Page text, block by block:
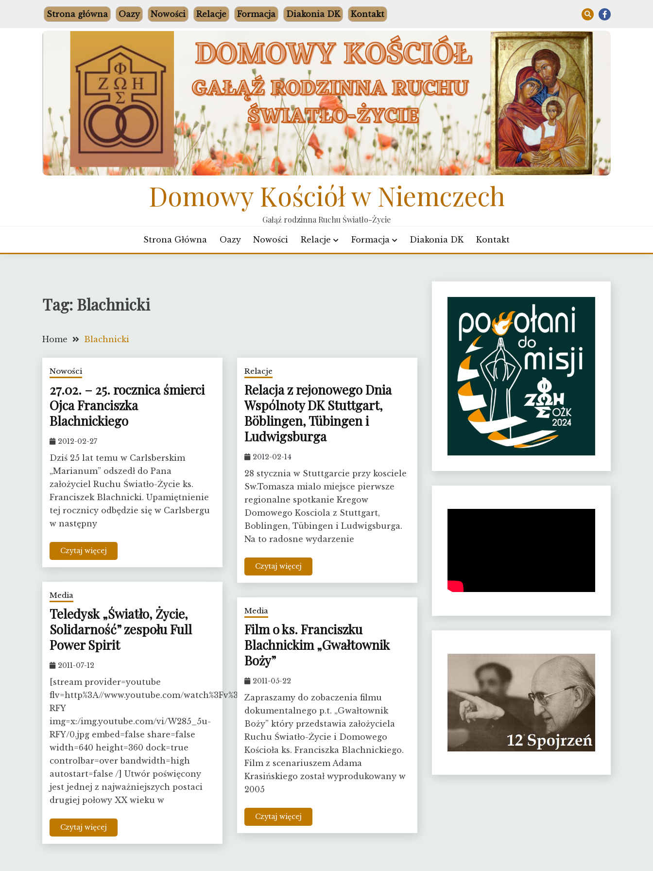
Strona główna Oazy Nowości Relacje Formacja Diakonia DK Kontakt
Domowy Kościół w Niemczech
Gałąź rodzinna Ruchu Światło-Życie
Strona Główna Oazy Nowości Relacje Formacja Diakonia DK Kontakt
Tag: Blachnicki
Home Blachnicki
Nowości
27.02. – 25. rocznica śmierci
Ojca Franciszka
Blachnickiego
2012-02-27
Dziś 25 lat temu w Carlsberskim
„Marianum” odszedł do Pana
założyciel Ruchu Światło-Życie ks.
Franciszek Blachnicki. Upamiętnienie
tej rocznicy odbędzie się w Carlsbergu
w następny
Czytaj więcej
Relacje
Relacja z rejonowego Dnia
Wspólnoty DK Stuttgart,
Böblingen, Tübingen i
Ludwigsburga
2012-02-14
28 stycznia w Stuttgarcie przy kosciele
Sw.Tomasza mialo miejsce pierwsze
regionalne spotkanie Kregow
Domowego Kosciola z Stuttgart,
Boblingen, Tübingen i Ludwigsburga.
Na to radosne wydarzenie
Czytaj więcej
Media
Teledysk „Światło, Życie,
Solidarność” zespołu Full
Power Spirit
2011-07-12
[stream provider=youtube
flv=http%3A//www.youtube.com/watch%3Fv%3DW285_5u-
RFY
img=x:/img.youtube.com/vi/W285_5u-
RFY/0.jpg embed=false share=false
width=640 height=360 dock=true
controlbar=over bandwidth=high
autostart=false /] Utwór poświęcony
jest jednej z najważniejszych postaci
drugiej połowy XX wieku w
Czytaj więcej
Media
Film o ks. Franciszku
Blachnickim „Gwałtownik
Boży”
2011-05-22
Zapraszamy do zobaczenia filmu
dokumentalnego p.t. „Gwałtownik
Boży” który przedstawia założyciela
Ruchu Światło-Życie i Domowego
Kościoła ks. Franciszka Blachnickiego.
Film z scenariuszem Adama
Krasińskiego został wyprodukowany w
2005
Czytaj więcej